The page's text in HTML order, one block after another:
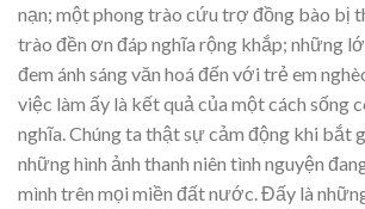
nạn; một phong trào cứu trợ đồng bào bị
trào đền ơn đáp nghĩa rộng khắp; những
đem ánh sáng văn hoá đến với trẻ em
việc làm ấy là kết quả của một cách sống
nghĩa. Chúng ta thật sự cảm động khi bắt
những hình ảnh thanh niên tình nguyện
mình trên mọi miền đất nước. Đấy là